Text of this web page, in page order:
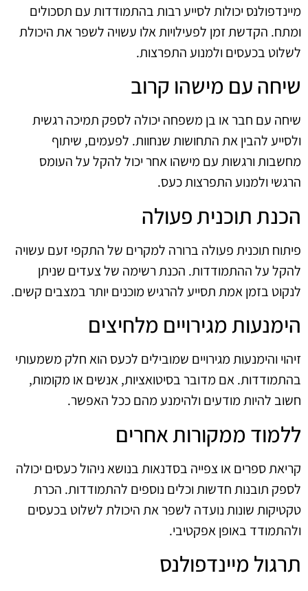
מיינדפולנס יכולות לסייע רבות בהתמודדות עם תסכולים
ומתח. הקדשת זמן לפעילויות אלו עשויה לשפר את היכולת
לשלוט בכעסים ולמנוע התפרצות.
שיחה עם מישהו קרוב
שיחה עם חבר או בן משפחה יכולה לספק תמיכה רגשית
ולסייע להבין את התחושות שנחוות. לפעמים, שיתוף
מחשבות ורגשות עם מישהו אחר יכול להקל על העומס
הרגשי ולמנוע התפרצות כעס.
הכנת תוכנית פעולה
פיתוח תוכנית פעולה ברורה למקרים של התקפי זעם עשויה
להקל על ההתמודדות. הכנת רשימה של צעדים שניתן
לנקוט בזמן אמת תסייע להרגיש מוכנים יותר במצבים קשים.
הימנעות מגירויים מלחיצים
זיהוי והימנעות מגירויים שמובילים לכעס הוא חלק משמעותי
בהתמודדות. אם מדובר בסיטואציות, אנשים או מקומות,
חשוב להיות מודעים ולהימנע מהם ככל האפשר.
ללמוד ממקורות אחרים
קריאת ספרים או צפייה בסדנאות בנושא ניהול כעסים יכולה
לספק תובנות חדשות וכלים נוספים להתמודדות. הכרת
טקטיקות שונות נועדה לשפר את היכולת לשלוט בכעסים
ולהתמודד באופן אפקטיבי.
תרגול מיינדפולנס